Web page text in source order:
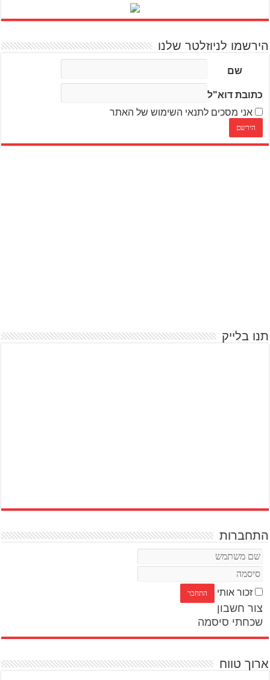
הירשמו לניוזלטר שלנו
שם
כתובת דוא"ל
אני מסכים לתנאי השימוש של האתר
תנו בלייק
התחברות
זכור אותי
צור חשבון
שכחתי סיסמה
ארוך טווח